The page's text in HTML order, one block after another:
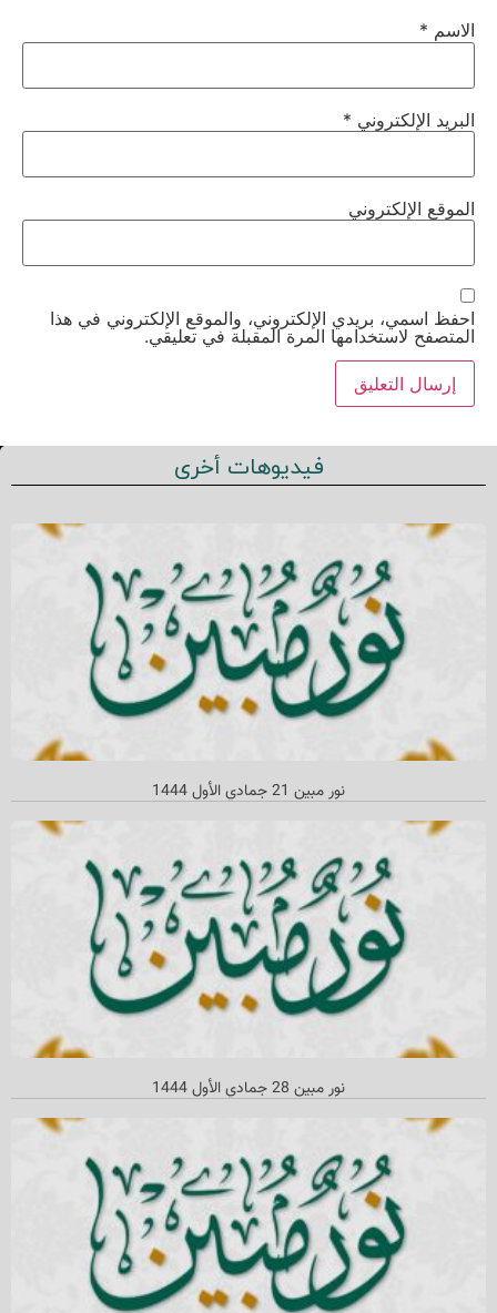
الاسم *
البريد الإلكتروني *
الموقع الإلكتروني
احفظ اسمي، بريدي الإلكتروني، والموقع الإلكتروني في هذا
المتصفح لاستخدامها المرة المقبلة في تعليقي.
فيديوهات أخرى
نور مبین 21 جمادي الأول 1444
نور مبین 28 جمادي الأول 1444